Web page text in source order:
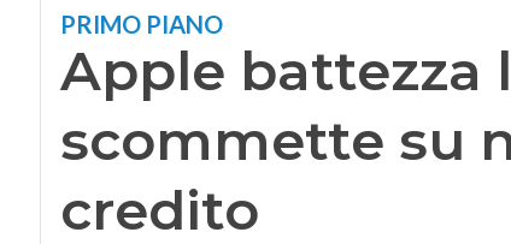
PRIMO PIANO
Apple battezza
scommette su
credito